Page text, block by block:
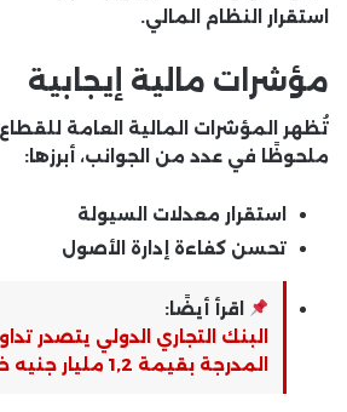
استقرار النظام المالي.
مؤشرات مالية إيجابية
تُظهر المؤشرات المالية العامة
ملحوظًا في عدد من الجوانب، أبرزها:
استقرار معدلات السيولة
تحسن كفاءة إدارة الأصول
اقرأ أيضًا:
البنك التجاري الدولي يتصدر
المدرجة بقيمة 1,2 مليار جنيه خلال أسبوع